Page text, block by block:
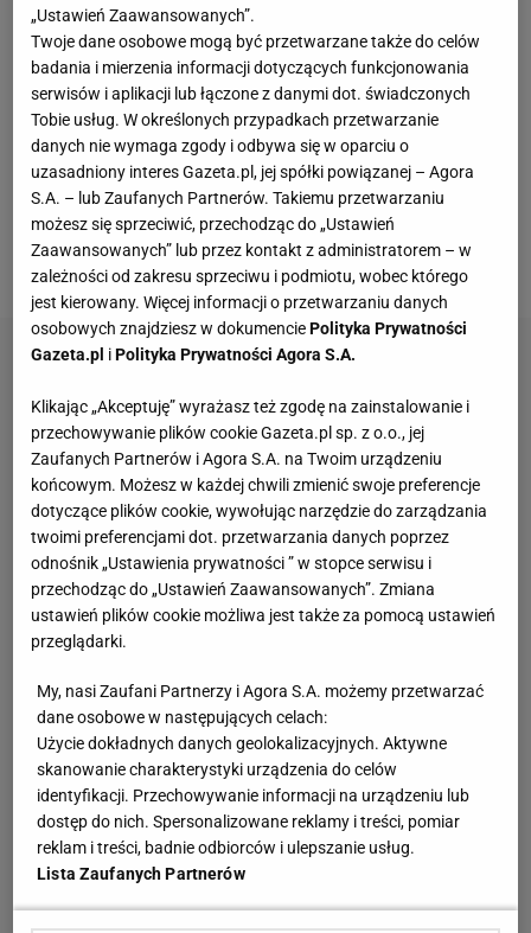
w Appeldorn. Tam w rywalizacji na 60 metrów
awansowała do finału, gdzie ostatecznie zajęła
czwarte miejsce. Przegrała z trzecią Patrizią van der
Weken o jedną setną sekundy. - Jestem z siebie
dumna, bo myślałam, że nie pobiegnę do tego finału.
Tak mi było źle, trudno. Ale to nic. Jestem czwarta,
wiadomo, jest ten niedosyt, bo to czwarte miejsce -
powiedziała po biegu.
„Ustawień Zaawansowanych”.
Twoje dane osobowe mogą być przetwarzane także do celów
badania i mierzenia informacji dotyczących funkcjonowania
serwisów i aplikacji lub łączone z danymi dot. świadczonych
Tobie usług. W określonych przypadkach przetwarzanie
danych nie wymaga zgody i odbywa się w oparciu o
uzasadniony interes Gazeta.pl, jej spółki powiązanej – Agora
S.A. – lub Zaufanych Partnerów. Takiemu przetwarzaniu
możesz się sprzeciwić, przechodząc do „Ustawień
Zaawansowanych” lub przez kontakt z administratorem – w
zależności od zakresu sprzeciwu i podmiotu, wobec którego
jest kierowany. Więcej informacji o przetwarzaniu danych
osobowych znajdziesz w dokumenciePolityka Prywatności
Gazeta.pl iPolityka Prywatności Agora S.A.
Klikając „Akceptuję” wyrażasz też zgodę na zainstalowanie i
przechowywanie plików cookie Gazeta.pl sp. z o.o., jej
Zaufanych Partnerów i Agora S.A. na Twoim urządzeniu
końcowym. Możesz w każdej chwili zmienić swoje preferencje
dotyczące plików cookie, wywołując narzędzie do zarządzania
twoimi preferencjami dot. przetwarzania danych poprzez
odnośnik „Ustawienia prywatności ” w stopce serwisu i
przechodząc do „Ustawień Zaawansowanych”. Zmiana
ustawień plików cookie możliwa jest także za pomocą ustawień
przeglądarki.
My, nasi Zaufani Partnerzy i Agora S.A. możemy przetwarzać
dane osobowe w następujących celach:
Użycie dokładnych danych geolokalizacyjnych. Aktywne
skanowanie charakterystyki urządzenia do celów
identyfikacji. Przechowywanie informacji na urządzeniu lub
dostęp do nich. Spersonalizowane reklamy i treści, pomiar
reklam i treści, badnie odbiorców i ulepszanie usług.
Lista Zaufanych Partnerów